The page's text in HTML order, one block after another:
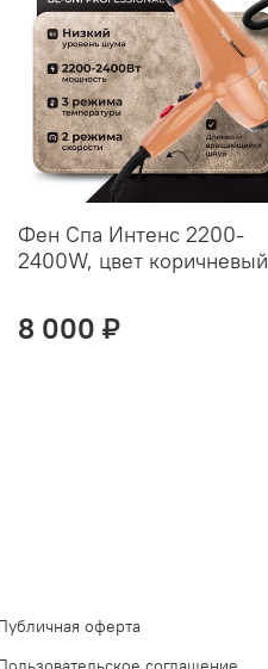
Фен Спа Интенс 2200-
2400W, цвет коричневый
8 000 ₽
оферта